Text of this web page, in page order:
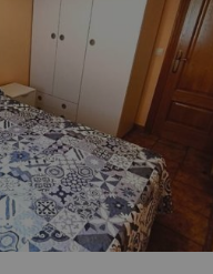
ricercatore abbia